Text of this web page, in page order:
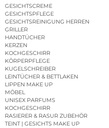
GESICHTSCREME
GESICHTSPFLEGE
GESICHTSREINIGUNG HERREN
GRILLER
HANDTÜCHER
KERZEN
KOCHGESCHIRR
KÖRPERPFLEGE
KUGELSCHREIBER
LEINTÜCHER & BETTLAKEN
LIPPEN MAKE UP
MÖBEL
UNISEX PARFUMS
KOCHGESCHIRR
RASIERER & RASUR ZUBEHÖR
TEINT | GESICHTS MAKE UP